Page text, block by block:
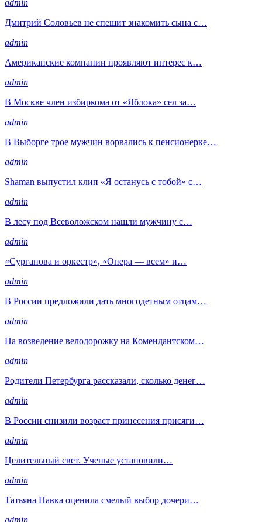
admin
Дмитрий Соловьев не спешит знакомить сына с…
admin
Американские компании проявляют интерес к…
admin
В Москве член избиркома от «Яблока» сел за…
admin
В Выборге трое мужчин ворвались к пенсионерке…
admin
Shaman выпустил клип «Я останусь с тобой» с…
admin
В лесу под Всеволожском нашли мужчину с…
admin
«Сурганова и оркестр», «Опера — всем» и…
admin
В России предложили дать многодетным отцам…
admin
На возведение велодорожку на Комендантском…
admin
Родители Петербурга рассказали, сколько денег…
admin
В России снизили возраст принесения присяги…
admin
Целительный свет. Ученые установили…
admin
Татьяна Навка оценила смелый выбор дочери…
admin